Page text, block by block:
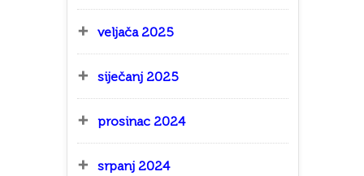
veljača 2025
siječanj 2025
prosinac 2024
srpanj 2024